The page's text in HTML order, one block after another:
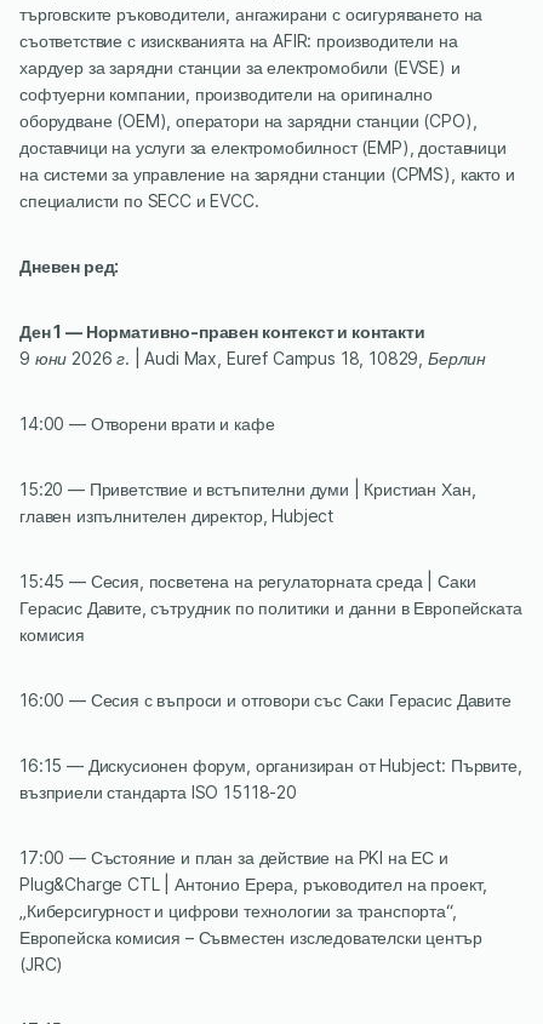
търговските ръководители, ангажирани с осигуряването на
съответствие с изискванията на AFIR: производители на
хардуер за зарядни станции за електромобили (EVSE) и
софтуерни компании, производители на оригинално
оборудване (OEM), оператори на зарядни станции (CPO),
доставчици на услуги за електромобилност (EMP), доставчици
на системи за управление на зарядни станции (CPMS), както и
специалисти по SECC и EVCC.
Дневен ред:
Ден 1 — Нормативно-правен контекст и контакти
‍9 юни 2026 г. | Audi Max, Euref Campus 18, 10829, Берлин
14:00 — Отворени врати и кафе
15:20 — Приветствие и встъпителни думи | Кристиан Хан,
главен изпълнителен директор, Hubject
15:45 — Сесия, посветена на регулаторната среда | Саки
Герасис Давите, сътрудник по политики и данни в Европейската
комисия
16:00 — Сесия с въпроси и отговори със Саки Герасис Давите
16:15 — Дискусионен форум, организиран от Hubject: Първите,
възприели стандарта ISO 15118-20
17:00 — Състояние и план за действие на PKI на ЕС и
Plug&Charge CTL | Антонио Ерера, ръководител на проект,
„Киберсигурност и цифрови технологии за транспорта“,
Европейска комисия – Съвместен изследователски център
(JRC)